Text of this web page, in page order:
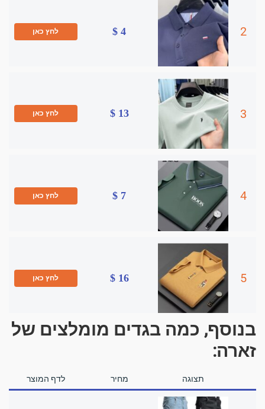
2
4 $ לחץ כאן
3
13 $ לחץ כאן
4
7 $ לחץ כאן
5
16 $ לחץ כאן
בנוסף, כמה בגדים מומלצים של
זארה:
תצוגה מחיר לדף המוצר